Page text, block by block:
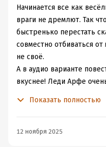
Начинается все как
враги не дремлют. Так
быстренько перестать
совместно отбиваться
не своё.
А в аудио варианте
вкуснее! Леди Арфе
Показать полностью
12 ноября 2025